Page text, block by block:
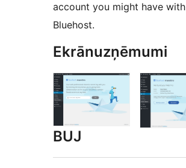
account you might have with
Bluehost.
Ekrānuzņēmumi
BUJ